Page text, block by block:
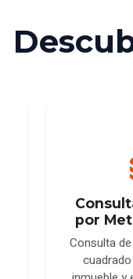
por
Consulta